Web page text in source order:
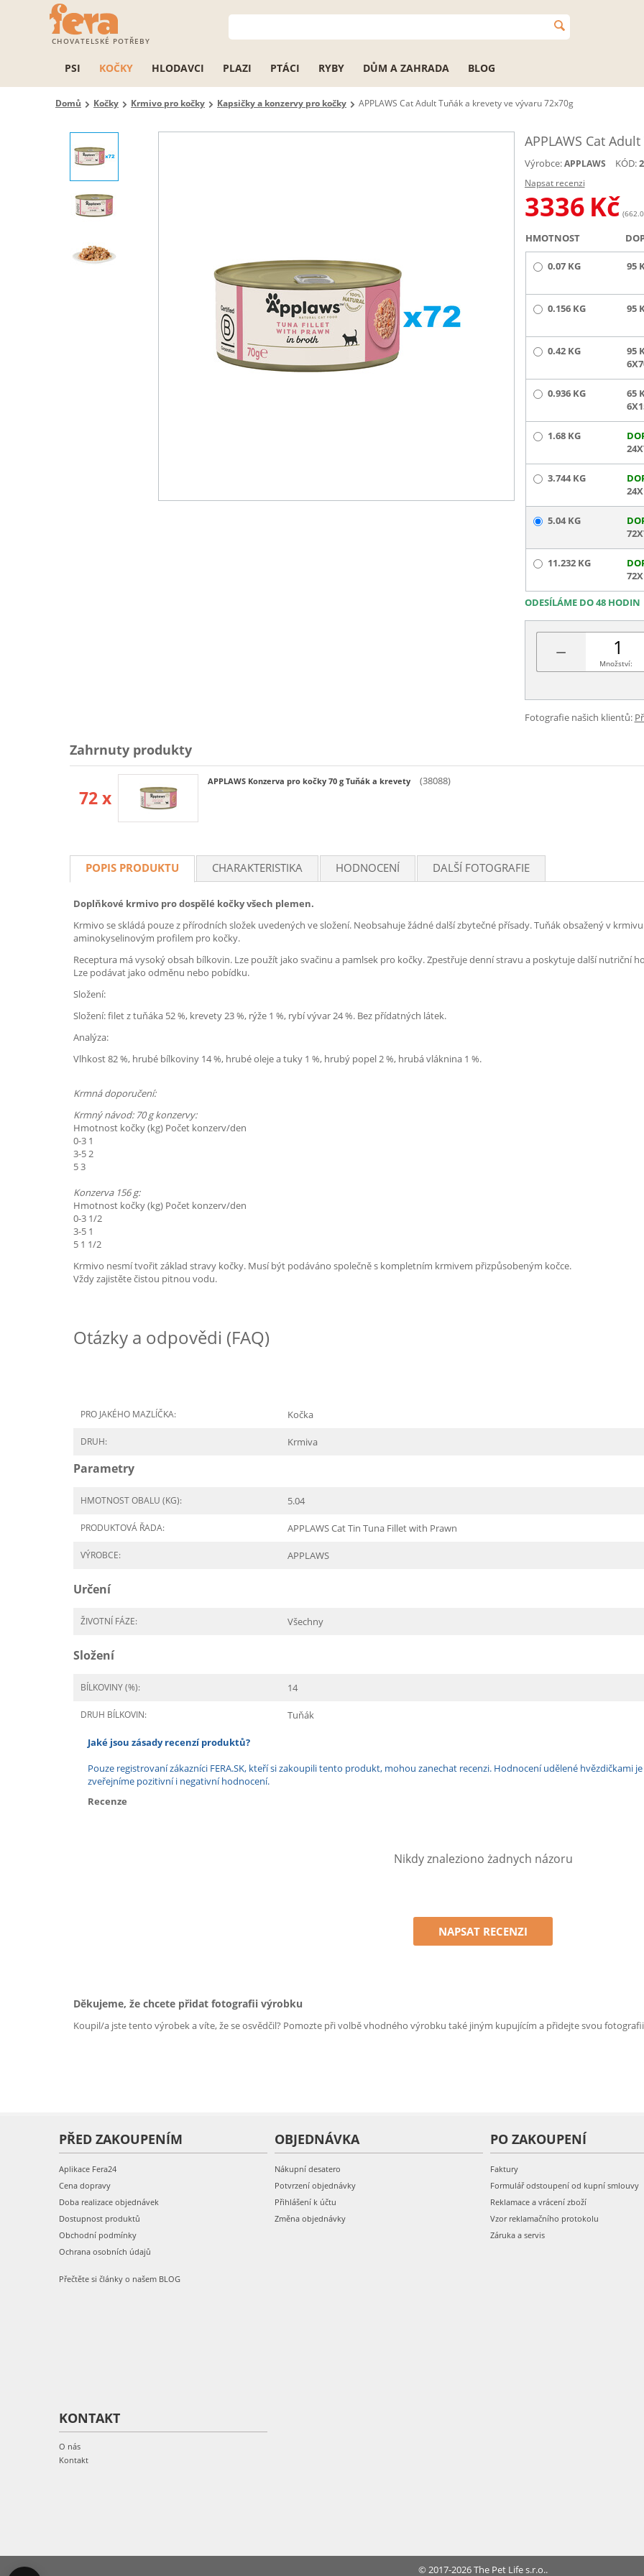
CHOVATELSKÉ POTŘEBY
PSI KOČKY HLODAVCI PLAZI PTÁCI RYBY DŮM A ZAHRADA BLOG
Domů Kočky Krmivo pro kočky Kapsičky a konzervy pro kočky APPLAWS Cat Adult Tuňák a krevety ve vývaru 72x70g
APPLAWS Cat
Výrobce: APPLAWS KÓD:
Napsat recenzi
3336 Kč
HMOTNOST
0.07 KG 95
0.156 KG 95
0.42 KG
95
0.936 KG
65
1.68 KG
3.744 KG
5.04 KG
11.232 KG
ODESÍLÁME DO 48 HODIN
− Množství:
Fotografie našich klientů:
Zahrnuty produkty
72 x
APPLAWS Konzerva pro kočky 70 g Tuňák a krevety (38088)
POPIS PRODUKTU CHARAKTERISTIKA HODNOCENÍ DALŠÍ FOTOGRAFIE
Doplňkové krmivo pro dospělé kočky všech plemen.
Krmivo se skládá pouze z přírodních složek uvedených ve složení. Neobsahuje žádné další zbytečné přísady. Tuňák obsažený v
aminokyselinovým profilem pro kočky.
Receptura má vysoký obsah bílkovin. Lze použít jako svačinu a pamlsek pro kočky. Zpestřuje denní stravu a poskytuje další nutriční
Lze podávat jako odměnu nebo pobídku.
Složení:
Složení: filet z tuňáka 52 %, krevety 23 %, rýže 1 %, rybí vývar 24 %. Bez přídatných látek.
Analýza:
Vlhkost 82 %, hrubé bílkoviny 14 %, hrubé oleje a tuky 1 %, hrubý popel 2 %, hrubá vláknina 1 %.
Krmná doporučení:
Krmný návod: 70 g konzervy:
Hmotnost kočky (kg) Počet konzerv/den
0-3 1
3-5 2
5 3
Konzerva 156 g:
Hmotnost kočky (kg) Počet konzerv/den
0-3 1/2
3-5 1
5 1 1/2
Krmivo nesmí tvořit základ stravy kočky. Musí být podáváno společně s kompletním krmivem přizpůsobeným kočce.
Vždy zajistěte čistou pitnou vodu.
Otázky a odpovědi (FAQ)
PRO JAKÉHO MAZLÍČKA: Kočka
DRUH: Krmiva
Parametry
HMOTNOST OBALU (KG): 5.04
PRODUKTOVÁ ŘADA: APPLAWS Cat Tin Tuna Fillet with Prawn
VÝROBCE: APPLAWS
Určení
ŽIVOTNÍ FÁZE: Všechny
Složení
BÍLKOVINY (%): 14
DRUH BÍLKOVIN: Tuňák
Jaké jsou zásady recenzí produktů?
Pouze registrovaní zákazníci FERA.SK, kteří si zakoupili tento produkt, mohou zanechat recenzi. Hodnocení udělené hvězdičkami
zveřejníme pozitivní i negativní hodnocení.
Recenze
Nikdy znaleziono żadnych názoru
NAPSAT RECENZI
Děkujeme, že chcete přidat fotografii výrobku
Koupil/a jste tento výrobek a víte, že se osvědčil? Pomozte při volbě vhodného výrobku také jiným kupujícím a přidejte svou
PŘED ZAKOUPENÍM
Aplikace Fera24
Cena dopravy
Doba realizace objednávek
Dostupnost produktů
Obchodní podmínky
Ochrana osobních údajů
Přečtěte si články o našem BLOG
OBJEDNÁVKA
Nákupní desatero
Potvrzení objednávky
Přihlášení k účtu
Změna objednávky
PO ZAKOUPENÍ
Faktury
Formulář odstoupení od kupní smlouvy
Reklamace a vrácení zboží
Vzor reklamačního protokolu
Záruka a servis
KONTAKT
O nás
Kontakt
© 2017-2026 The Pet Life s.r.o..